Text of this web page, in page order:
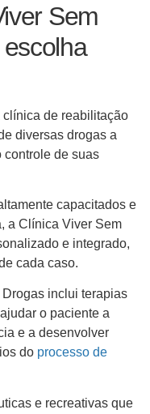
Sem
de reabilitação
diversas drogas a
controle de suas
capacitados e
a Clínica Viver Sem
e integrado,
cada caso.
inclui terapias
o paciente a
e a desenvolver
do processo de
e recreativas que